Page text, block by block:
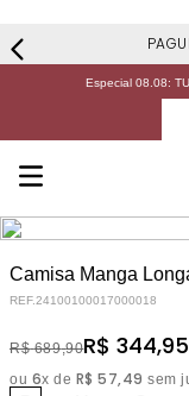
Especial 08.08:
Camisa Manga
REF.24100100017000018
R$ 689,90R$ 344,95
ou 6x de R$ 57,49 sem